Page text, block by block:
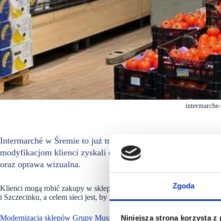
Zgoda
Niniejsza strona korzysta z
Intermarché w Śremie to już trzeci sklep Muszkieterów,
modyfikacjom klienci zyskali dostęp do poszerzonego
oraz oprawa wizualna.
Klienci mogą robić zakupy w sklepie w nowej odsłonie od 11 marca
i Szczecinku, a celem sieci jest, by koncept został wdrożony we
Modernizacja sklepów Grupy Muszkieterów